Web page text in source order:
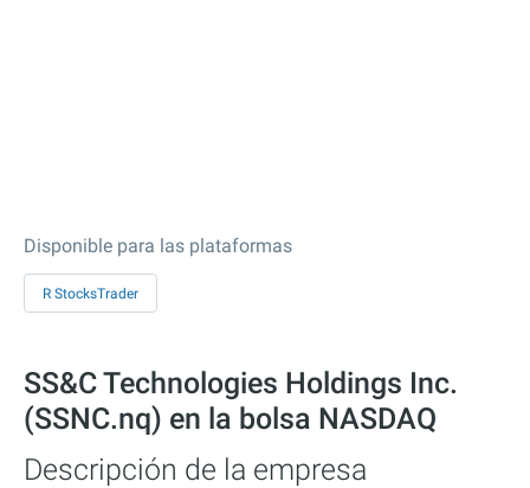
Disponible para las plataformas
R StocksTrader
SS&C Technologies Holdings Inc.
(SSNC.nq) en la bolsa NASDAQ
Descripción de la empresa